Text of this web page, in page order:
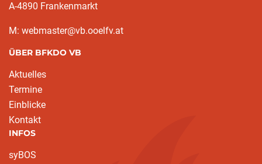
A-4890 Frankenmarkt
M: webmaster@vb.ooelfv.at
ÜBER BFKDO VB
Aktuelles
Termine
Einblicke
Kontakt
INFOS
syBOS